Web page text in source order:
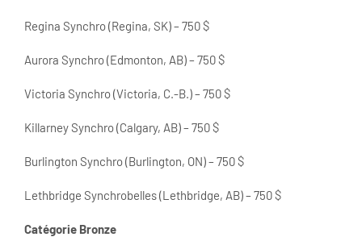
Regina Synchro (Regina, SK) – 750 $
Aurora Synchro (Edmonton, AB) – 750 $
Victoria Synchro (Victoria, C.-B.) – 750 $
Killarney Synchro (Calgary, AB) – 750 $
Burlington Synchro (Burlington, ON) – 750 $
Lethbridge Synchrobelles (Lethbridge, AB) – 750 $
Catégorie Bronze